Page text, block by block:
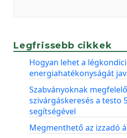
Legfrissebb cikkek
Hogyan lehet a
energiahatékonyságát
Szabványoknak
szivárgáskeresés a testo
segítségével
Megmenthető az izzadó